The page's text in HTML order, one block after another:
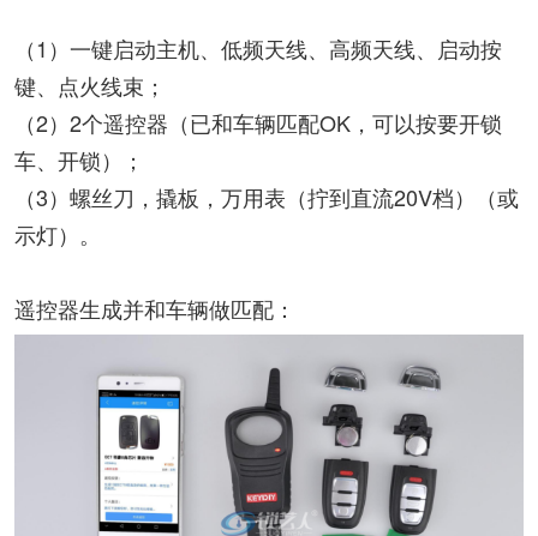
（1）一键启动主机、低频天线、高频天线、启动按
键、点火线束；
（2）2个遥控器（已和车辆匹配OK，可以按要开锁
车、开锁）；
（3）螺丝刀，撬板，万用表（拧到直流20V档）（或
示灯）。
遥控器生成并和车辆做匹配：